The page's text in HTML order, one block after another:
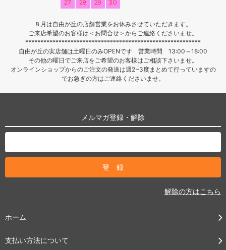
27
28 29 30
８月は自由が丘の店舗営業をお休みさせていただきます。
ご来店希望のお客様は＜お問合せ＞からご連絡くださいませ。
**********************************************************
自由が丘の実店舗は土曜日のみOPENです 営業時間 13:00～18:00
その他の曜日でご来店をご希望のお客様はご相談下さいませ。
オンラインショップからのご注文の発送は週2~3度まとめて行っていますの
でお急ぎの方はご連絡くださいませ。
メルマガ登録・解除
解除の方はこちら
ホーム
支払い方法について